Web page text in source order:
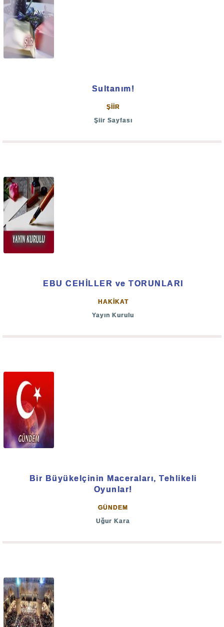
Sultanım!
ŞİİR
Şiir Sayfası
EBU CEHİLLER ve TORUNLARI
HAKİKAT
Yayın Kurulu
Bir Büyükelçinin Maceraları, Tehlikeli
Oyunlar!
GÜNDEM
Uğur Kara